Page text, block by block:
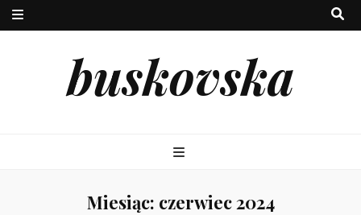
buskovska
Miesiąc: czerwiec 2024